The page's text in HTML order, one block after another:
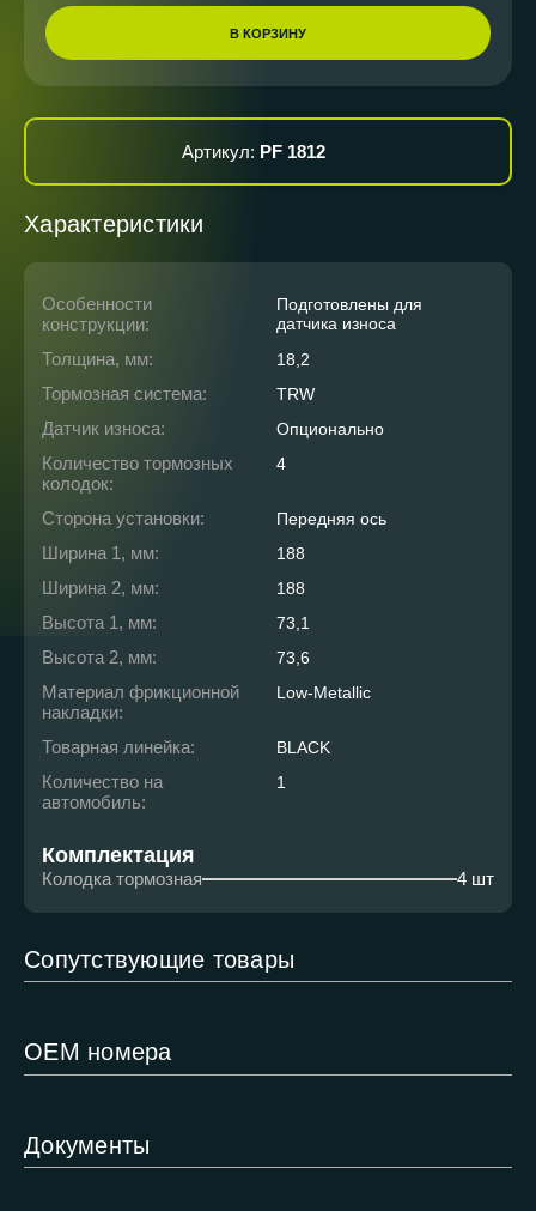
В КОРЗИНУ
Артикул: PF 1812
Характеристики
Особенности
конструкции:
Подготовлены для
датчика износа
Толщина, мм: 18,2
Тормозная система: TRW
Датчик износа: Опционально
Количество тормозных
колодок:
4
Сторона установки: Передняя ось
Ширина 1, мм: 188
Ширина 2, мм: 188
Высота 1, мм: 73,1
Высота 2, мм: 73,6
Материал фрикционной
накладки:
Low-Metallic
Товарная линейка: BLACK
Количество на
автомобиль:
1
Комплектация
Колодка тормозная 4 шт
Сопутствующие товары
ОЕМ номера
Документы